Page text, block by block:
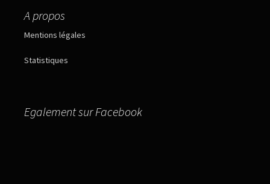
A propos
Mentions légales
Statistiques
Egalement sur Facebook